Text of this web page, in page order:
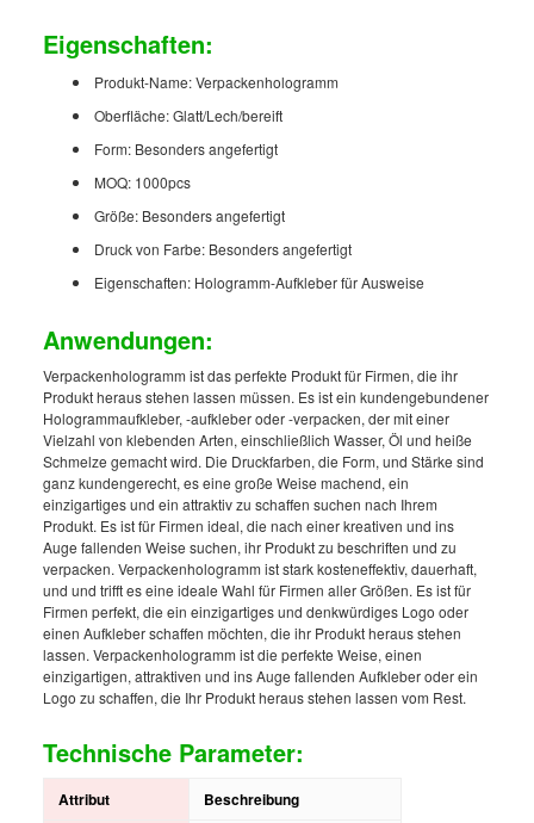
Eigenschaften:
Produkt-Name: Verpackenhologramm
Oberfläche: Glatt/Lech/bereift
Form: Besonders angefertigt
MOQ: 1000pcs
Größe: Besonders angefertigt
Druck von Farbe: Besonders angefertigt
Eigenschaften: Hologramm-Aufkleber für Ausweise
Anwendungen:
Verpackenhologramm ist das perfekte Produkt für Firmen, die ihr
Produkt heraus stehen lassen müssen. Es ist ein kundengebundener
Hologrammaufkleber, -aufkleber oder -verpacken, der mit einer
Vielzahl von klebenden Arten, einschließlich Wasser, Öl und heiße
Schmelze gemacht wird. Die Druckfarben, die Form, und Stärke sind
ganz kundengerecht, es eine große Weise machend, ein
einzigartiges und ein attraktiv zu schaffen suchen nach Ihrem
Produkt. Es ist für Firmen ideal, die nach einer kreativen und ins
Auge fallenden Weise suchen, ihr Produkt zu beschriften und zu
verpacken. Verpackenhologramm ist stark kosteneffektiv, dauerhaft,
und und trifft es eine ideale Wahl für Firmen aller Größen. Es ist für
Firmen perfekt, die ein einzigartiges und denkwürdiges Logo oder
einen Aufkleber schaffen möchten, die ihr Produkt heraus stehen
lassen. Verpackenhologramm ist die perfekte Weise, einen
einzigartigen, attraktiven und ins Auge fallenden Aufkleber oder ein
Logo zu schaffen, die Ihr Produkt heraus stehen lassen vom Rest.
Technische Parameter:
Attribut Beschreibung